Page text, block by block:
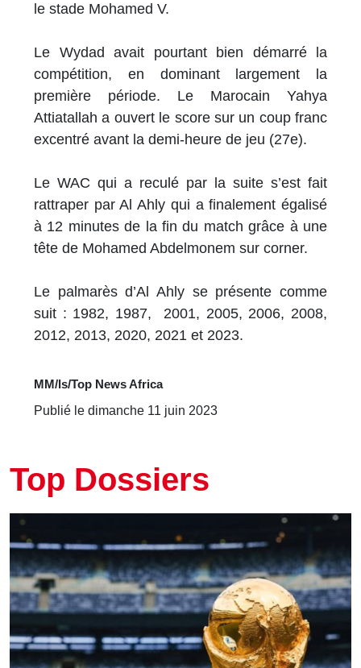
le stade Mohamed V.
Le Wydad avait pourtant bien démarré la
compétition, en dominant largement la
première période. Le Marocain Yahya
Attiatallah a ouvert le score sur un coup franc
excentré avant la demi-heure de jeu (27e).
Le WAC qui a reculé par la suite s’est fait
rattraper par Al Ahly qui a finalement égalisé
à 12 minutes de la fin du match grâce à une
tête de Mohamed Abdelmonem sur corner.
Le palmarès d’Al Ahly se présente comme
suit : 1982, 1987, 2001, 2005, 2006, 2008,
2012, 2013, 2020, 2021 et 2023.
MM/ls/Top News Africa
Publié le dimanche 11 juin 2023
Top Dossiers